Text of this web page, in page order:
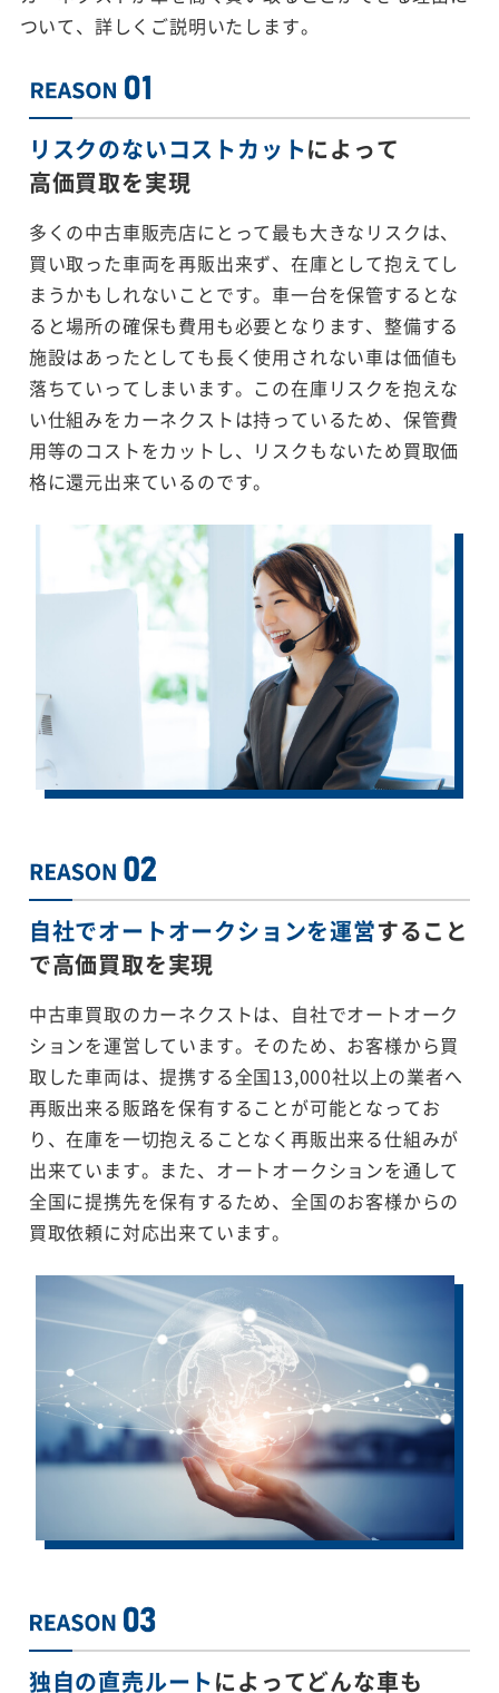
ついて、詳しくご説明いたします。
リスクのないコストカットによって
高価買取を実現
多くの中古車販売店にとって最も大きなリスクは、
買い取った車両を再販出来ず、在庫として抱えてし
まうかもしれないことです。車一台を保管するとな
ると場所の確保も費用も必要となります、整備する
施設はあったとしても長く使用されない車は価値も
落ちていってしまいます。この在庫リスクを抱えな
い仕組みをカーネクストは持っているため、保管費
用等のコストをカットし、リスクもないため買取価
格に還元出来ているのです。
自社でオートオークションを運営すること
で高価買取を実現
中古車買取のカーネクストは、自社でオートオーク
ションを運営しています。そのため、お客様から買
取した車両は、提携する全国13,000社以上の業者へ
再販出来る販路を保有することが可能となってお
り、在庫を一切抱えることなく再販出来る仕組みが
出来ています。また、オートオークションを通して
全国に提携先を保有するため、全国のお客様からの
買取依頼に対応出来ています。
独自の直売ルートによってどんな車も